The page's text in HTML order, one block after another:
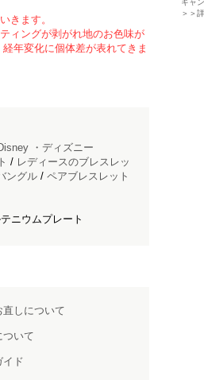
きます。
ィングが剥がれ地のお色味が
年変化に個体差が表れてきま
・ディズニー
/ レディースのブレスレッ
ングル / ペアブレスレット
ニウムプレート
直しについて
ついて
イド
キャ
＞＞